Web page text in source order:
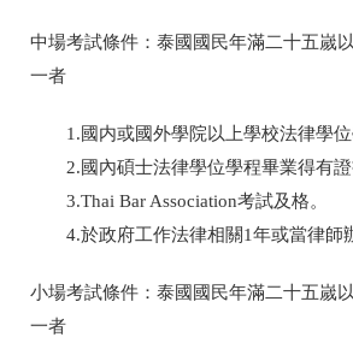
中場考試條件：泰國國民年滿二十五嵗
一者
1.國内或國外學院以上學校法律學位
2.國內碩士法律學位學程畢業得有證
3.Thai Bar Association考試及格。
4.於政府工作法律相關1年或當律師
小場考試條件：泰國國民年滿二十五嵗
一者